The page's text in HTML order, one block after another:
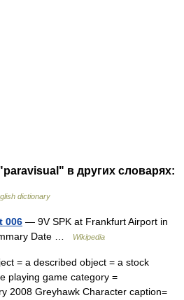
в других словарях:
dictionary
006 — 9V SPK at Frankfurt Airport in
Date …
Wikipedia
= a described object = a stock
playing game category =
2008 Greyhawk Character caption=